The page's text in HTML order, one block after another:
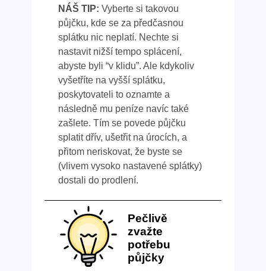
NÁŠ TIP: Vyberte si takovou
půjčku, kde se za předčasnou
splátku nic neplatí. Nechte si
nastavit nižší tempo splácení,
abyste byli “v klidu”. Ale kdykoliv
vyšetříte na vyšší splátku,
poskytovateli to oznamte a
následně mu peníze navíc také
zašlete. Tím se povede půjčku
splatit dřív, ušetřit na úrocích, a
přitom neriskovat, že byste se
(vlivem vysoko nastavené splátky)
dostali do prodlení.
Pečlivě
zvažte
potřebu
půjčky